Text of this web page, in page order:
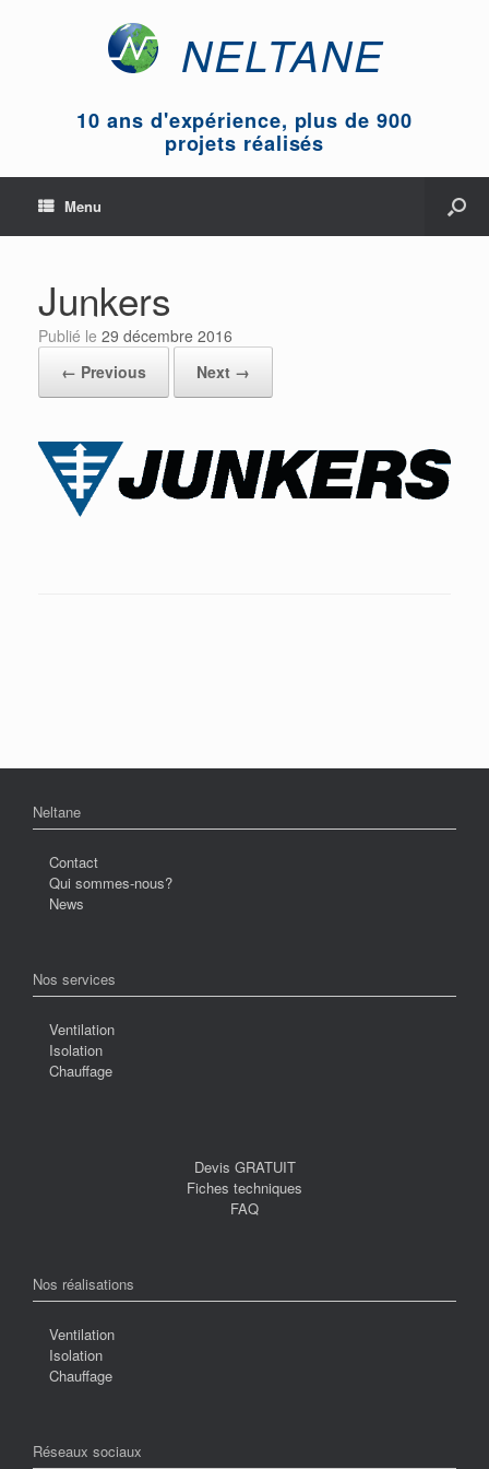
NELTANE
10 ans d'expérience, plus de 900
projets réalisés
Menu
Junkers
Publié le 29 décembre 2016
← Previous
Next →
Neltane
Contact
Qui sommes-nous?
News
Nos services
Ventilation
Isolation
Chauffage
Devis GRATUIT
Fiches techniques
FAQ
Nos réalisations
Ventilation
Isolation
Chauffage
Réseaux sociaux